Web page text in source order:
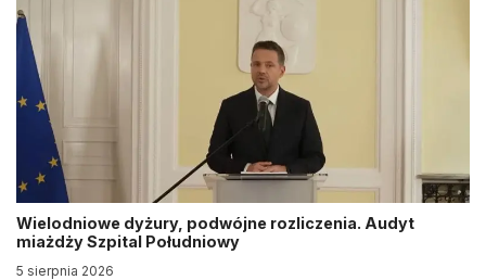
Wielodniowe dyżury, podwójne rozliczenia. Audyt
miażdży Szpital Południowy
5 sierpnia 2026